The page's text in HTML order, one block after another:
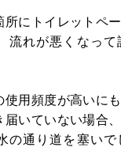
所にトイレットペ
流れが悪くなって
使用頻度が高いに
届いていない場合
の通り道を塞いで